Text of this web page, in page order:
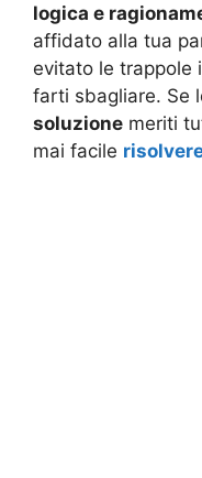
logica e
affidato alla tua
evitato le trappole
farti sbagliare. Se
soluzione meriti
mai facile